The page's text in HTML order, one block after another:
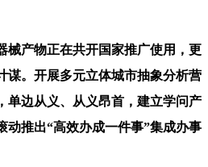
产物正在共开国家推广使用，更
谋。开展多元立体城市抽象分析营
单边从义、从义昂首，建立学问产
动推出“高效办成一件事”集成办事